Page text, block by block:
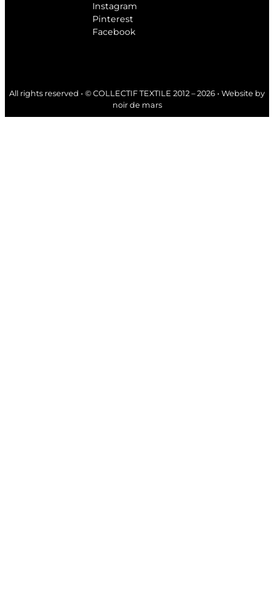
Instagram
Pinterest
Facebook
All rights reserved • © COLLECTIF TEXTILE 2012 – 2026 • Website by
noir de mars